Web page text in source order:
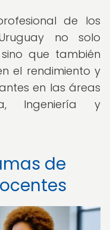
de los
no solo
que también
el rendimiento y
en las áreas
Ingeniería y
de